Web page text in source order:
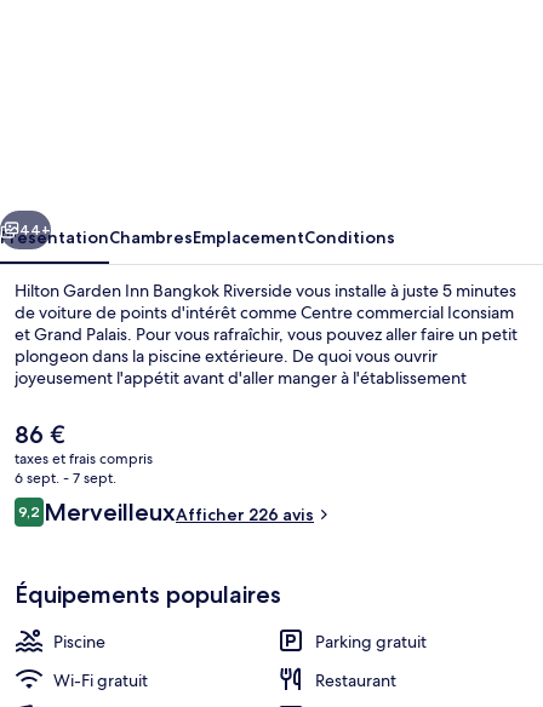
Riverside
Suivant
44+
PrésentationChambresEmplacementConditions
Hilton Garden Inn Bangkok Riverside vous installe à juste 5 minutes
de voiture de points d'intérêt comme Centre commercial Iconsiam
et Grand Palais. Pour vous rafraîchir, vous pouvez aller faire un petit
plongeon dans la piscine extérieure. De quoi vous ouvrir
joyeusement l'appétit avant d'aller manger à l'établissement
dîner. Parmi les autres petits avantages de cet hébergement
figurent un bar en bord de piscine, une salle de fitness ouverte 24
h/24, et une piscine pour enfants. Les transports publics se situent à
une courte distance à pied : Station Charoen Nakhon est à 3 min et
Station de métro Khlong San, à 7 min.
Le
prix
actuel
est
de
86 €
taxes et frais compris
6 sept. - 7 sept.
Avis
voyageurs
9,29,2 sur 10
MerveilleuxAfficher 226 avis
Équipements populaires
Piscine
Parking gratuit
Wi-Fi gratuit
Restaurant